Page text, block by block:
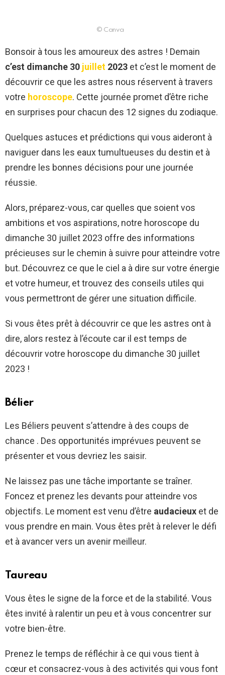
© Canva
Bonsoir à tous les amoureux des astres ! Demain
c’est dimanche 30 juillet 2023 et c’est le moment de
découvrir ce que les astres nous réservent à travers
votre horoscope. Cette journée promet d’être riche
en surprises pour chacun des 12 signes du zodiaque.
Quelques astuces et prédictions qui vous aideront à
naviguer dans les eaux tumultueuses du destin et à
prendre les bonnes décisions pour une journée
réussie.
Alors, préparez-vous, car quelles que soient vos
ambitions et vos aspirations, notre horoscope du
dimanche 30 juillet 2023 offre des informations
précieuses sur le chemin à suivre pour atteindre votre
but. Découvrez ce que le ciel a à dire sur votre énergie
et votre humeur, et trouvez des conseils utiles qui
vous permettront de gérer une situation difficile.
Si vous êtes prêt à découvrir ce que les astres ont à
dire, alors restez à l’écoute car il est temps de
découvrir votre horoscope du dimanche 30 juillet
2023 !
Bélier
Les Béliers peuvent s’attendre à des coups de
chance . Des opportunités imprévues peuvent se
présenter et vous devriez les saisir.
Ne laissez pas une tâche importante se traîner.
Foncez et prenez les devants pour atteindre vos
objectifs. Le moment est venu d’être audacieux et de
vous prendre en main. Vous êtes prêt à relever le défi
et à avancer vers un avenir meilleur.
Taureau
Vous êtes le signe de la force et de la stabilité. Vous
êtes invité à ralentir un peu et à vous concentrer sur
votre bien-être.
Prenez le temps de réfléchir à ce qui vous tient à
cœur et consacrez-vous à des activités qui vous font